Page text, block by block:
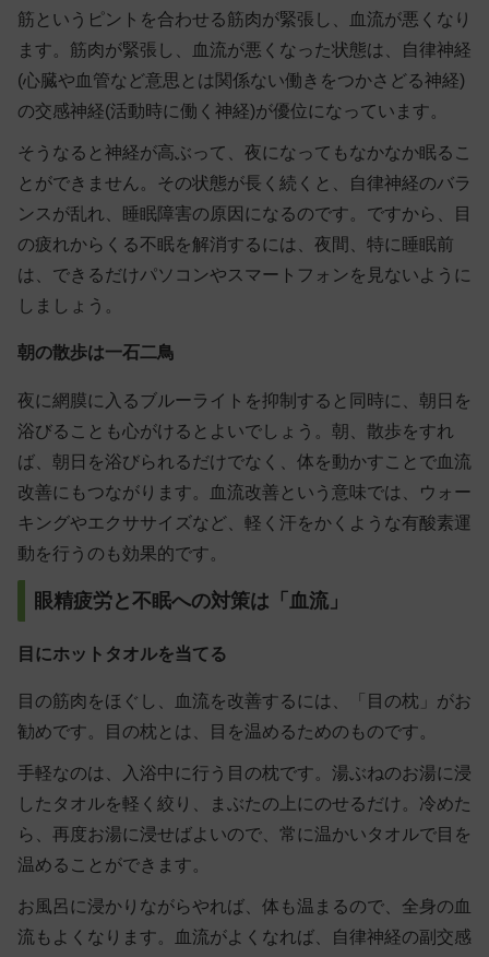
筋というピントを合わせる筋肉が緊張し、血流が悪くなり
ます。筋肉が緊張し、血流が悪くなった状態は、自律神経
(心臓や血管など意思とは関係ない働きをつかさどる神経)
の交感神経(活動時に働く神経)が優位になっています。
そうなると神経が高ぶって、夜になってもなかなか眠るこ
とができません。その状態が長く続くと、自律神経のバラ
ンスが乱れ、睡眠障害の原因になるのです。ですから、目
の疲れからくる不眠を解消するには、夜間、特に 睡眠前
は、できるだけパソコンやスマートフォンを見ない ように
しましょう。
朝の散歩は一石二鳥
夜に網膜に入るブルーライトを抑制すると同時に、朝日を
浴びることも心がけるとよいでしょう。朝、散歩をすれ
ば、朝日を浴びられるだけでなく、体を動かすことで血流
改善にもつながります。血流改善という意味では、ウォー
キングやエクササイズなど、 軽く汗をかくような有酸素運
動を行うのも効果的です。
眼精疲労と不眠への対策は「血流」
目にホットタオルを当てる
目の筋肉をほぐし、血流を改善するには、「目の枕」がお
勧めです。目の枕とは、目を温めるためのものです。
手軽なのは、入浴中に行う目の枕です。湯ぶねのお湯に浸
したタオルを軽く絞り、まぶたの上にのせるだけ。冷めた
ら、再度お湯に浸せばよいので、常に温かいタオルで目を
温めることができます。
お風呂に浸かりながらやれば、体も温まるので、全身の血
流もよくなります。血流がよくなれば、自律神経の副交感